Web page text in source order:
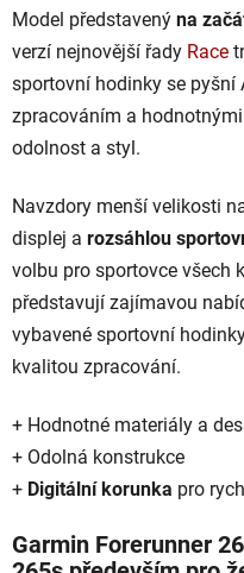
Model představený na
verzí nejnovější řady Race
sportovní hodinky se pyšní
zpracováním a
odolnost a styl.
Navzdory menší velikosti
displej a rozsáhlou
volbu pro sportovce všech
představují zajímavou
vybavené sportovní
kvalitou zpracování.
+ Hodnotné materiály a
+ Odolná konstrukce
+ Digitální korunka pro
Garmin Forerunner